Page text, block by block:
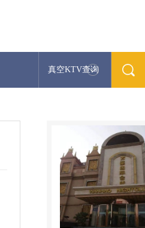
真空KTV查询